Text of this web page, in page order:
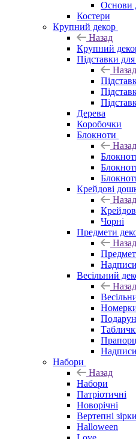
Основи
Костери
Крупний декор
Назад
Крупний
Підставки для
Назад
Дерева
Коробочки
Блокноти
Назад
Крейдові
Назад
Чорні
Предмети
Назад
Надписи
Весільний
Назад
Надписи
Набори
Назад
Набори
Патріотичні
Новорічні
Вертепні зірки
Halloween